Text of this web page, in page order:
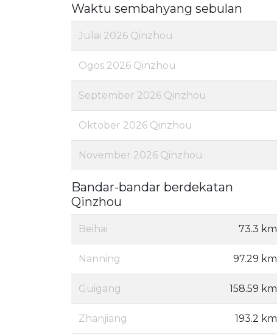
Waktu sembahyang sebulan
Julai 2026 Qinzhou
Ogos 2026 Qinzhou
September 2026 Qinzhou
Oktober 2026 Qinzhou
November 2026 Qinzhou
Bandar-bandar berdekatan
Qinzhou
Beihai 73.3 km
Nanning 97.29 km
Guigang 158.59 km
Zhanjiang 193.2 km